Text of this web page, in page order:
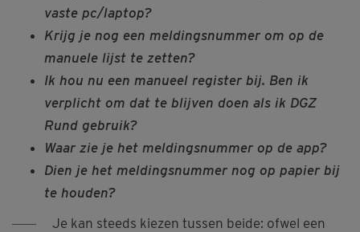
vaste pc/laptop?
Krijg je nog een meldingsnummer om op de
manuele lijst te zetten?
Ik hou nu een manueel register bij. Ben ik
verplicht om dat te blijven doen als ik DGZ
Rund gebruik?
Waar zie je het meldingsnummer op de app?
Dien je het meldingsnummer nog op papier bij
te houden?
Je kan steeds kiezen tussen beide: ofwel een